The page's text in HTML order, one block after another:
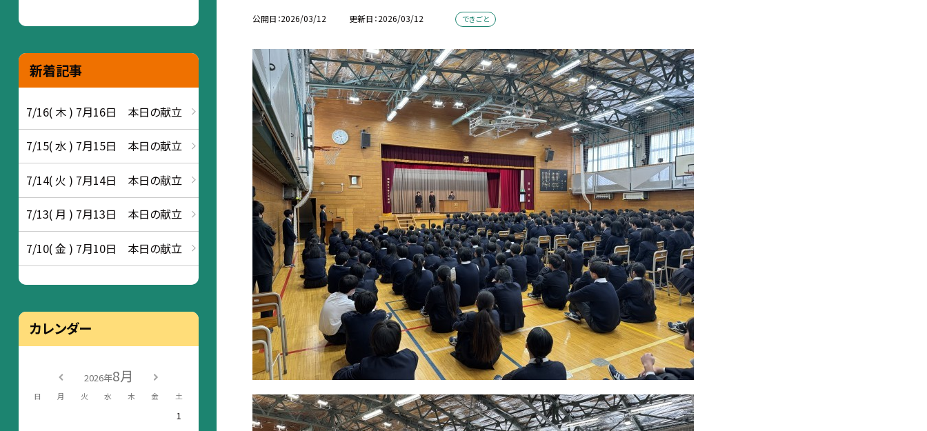
公開日 2026/03/12 更新日 2026/03/12 できごと
新着記事
7/16( 木 ) 7月16日 本日の献立
7/15( 水 ) 7月15日 本日の献立
7/14( 火 ) 7月14日 本日の献立
7/13( 月 ) 7月13日 本日の献立
7/10( 金 ) 7月10日 本日の献立
カレンダー
2026年8月
日 月 火 水 木 金 土
1